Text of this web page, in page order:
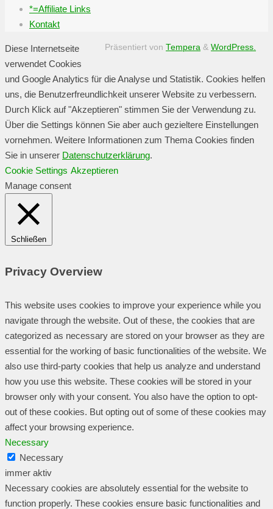
*=Affiliate Links
Kontakt
Präsentiert von Tempera & WordPress.
Diese Internetseite
verwendet Cookies
und Google Analytics für die Analyse und Statistik. Cookies helfen
uns, die Benutzerfreundlichkeit unserer Website zu verbessern.
Durch Klick auf "Akzeptieren" stimmen Sie der Verwendung zu.
Über die Settings können Sie aber auch gezieltere Einstellungen
vornehmen. Weitere Informationen zum Thema Cookies finden
Sie in unserer Datenschutzerklärung.
Cookie Settings Akzeptieren
Manage consent
Schließen
Privacy Overview
This website uses cookies to improve your experience while you
navigate through the website. Out of these, the cookies that are
categorized as necessary are stored on your browser as they are
essential for the working of basic functionalities of the website. We
also use third-party cookies that help us analyze and understand
how you use this website. These cookies will be stored in your
browser only with your consent. You also have the option to opt-
out of these cookies. But opting out of some of these cookies may
affect your browsing experience.
Necessary
Necessary
immer aktiv
Necessary cookies are absolutely essential for the website to
function properly. These cookies ensure basic functionalities and